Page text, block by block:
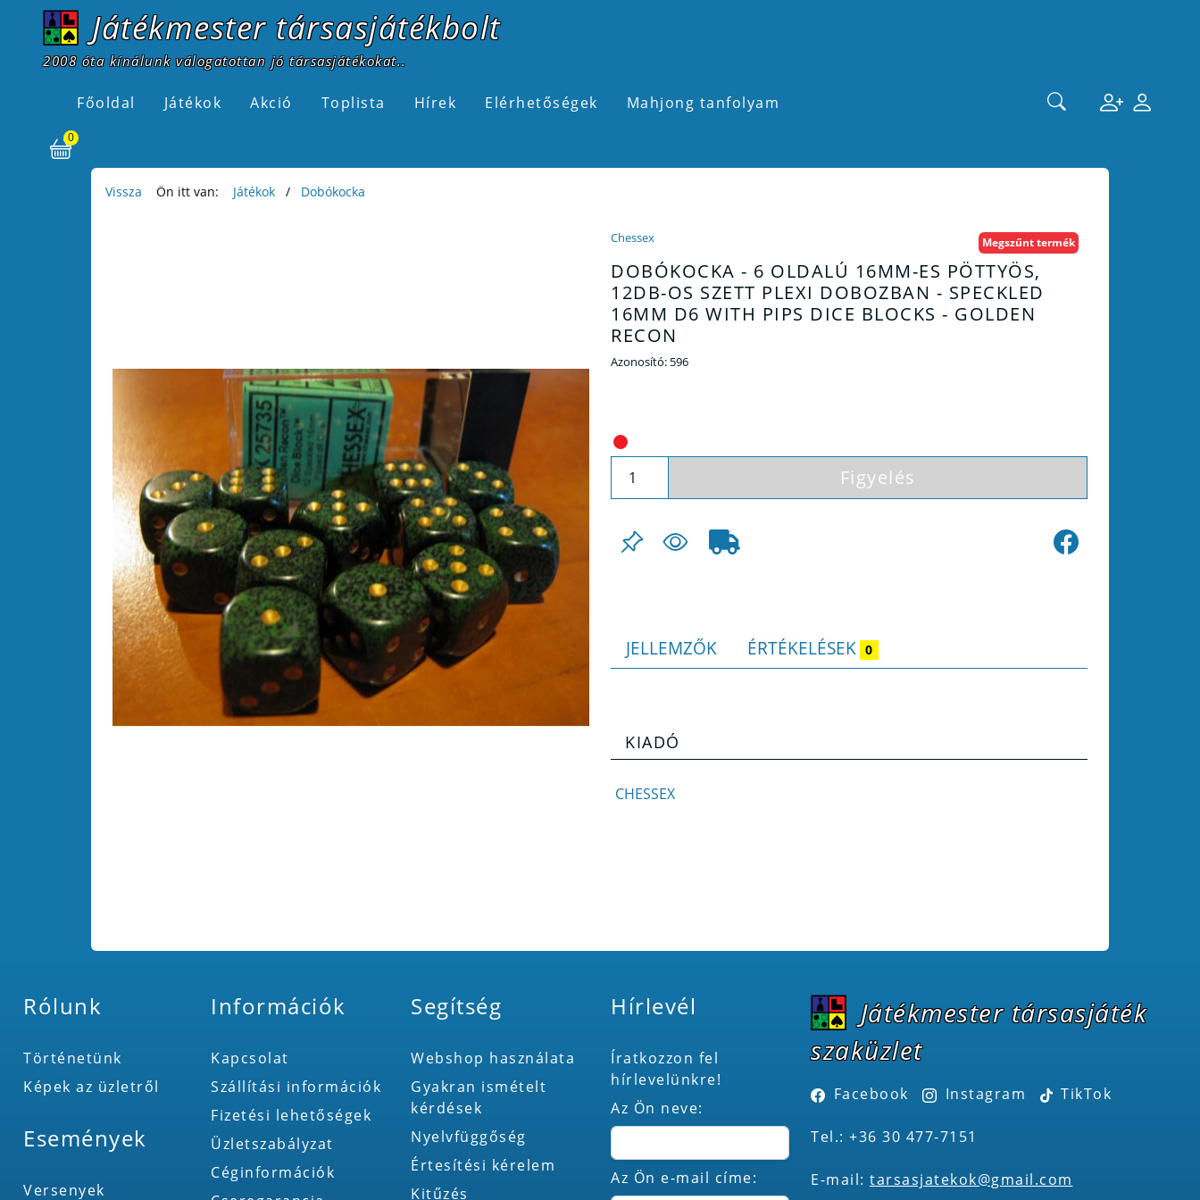
Játékmester társasjátékbolt
2008 óta kínálunk válogatottan jó társasjátékokat..
Főoldal Játékok Akció Toplista Hírek Elérhetőségek Mahjong tanfolyam
0
Vissza Ön itt van: Játékok Dobókocka
Chessex
DOBÓKOCKA - 6 OLDALÚ 16MM-ES PÖTTYÖS,
12DB-OS SZETT PLEXI DOBOZBAN - SPECKLED
16MM D6 WITH PIPS DICE BLOCKS - GOLDEN
RECON
Azonosító: 596
Megszűnt termék
Figyelés
JELLEMZŐK ÉRTÉKELÉSEK 0
KIADÓ
CHESSEX
Rólunk
Történetünk
Képek az üzletről
Események
Versenyek
Információk
Kapcsolat
Szállítási információk
Fizetési lehetőségek
Üzletszabályzat
Céginformációk
Segítség
Webshop használata
Gyakran ismételt
kérdések
Nyelvfüggőség
Értesítési kérelem
Kitűzés
Hírlevél
Íratkozzon fel
hírlevelünkre!
Az Ön neve:
Az Ön e-mail címe:
Játékmester társasjáték
szaküzlet
Facebook Instagram TikTok
Tel.: +36 30 477-7151
E-mail: tarsasjatekok@gmail.com